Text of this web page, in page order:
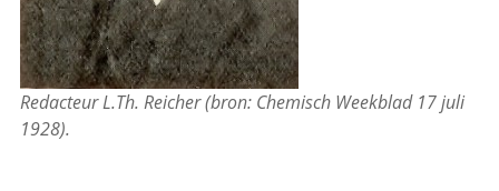
Redacteur L.Th. Reicher (bron: Chemisch Weekblad 17 juli
1928).